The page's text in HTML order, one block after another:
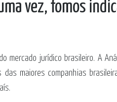
vez, fomos
mercado jurídico brasileiro. A
maiores companhias